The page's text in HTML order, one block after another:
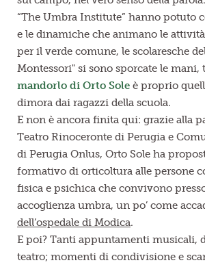
“The Umbra Institute” hanno potuto
e le dinamiche che animano le
per il verde comune, le scolaresche
Montessori" si sono sporcate le mani,
mandorlo di Orto Sole è proprio
dimora dai ragazzi della scuola.
E non è ancora finita qui: grazie alla
Teatro Rinoceronte di Perugia e
di Perugia Onlus, Orto Sole ha
formativo di orticoltura alle persone
fisica e psichica che convivono
accoglienza umbra, un po’ come
dell’ospedale di Modica.
E poi? Tanti appuntamenti musicali,
teatro; momenti di condivisione e